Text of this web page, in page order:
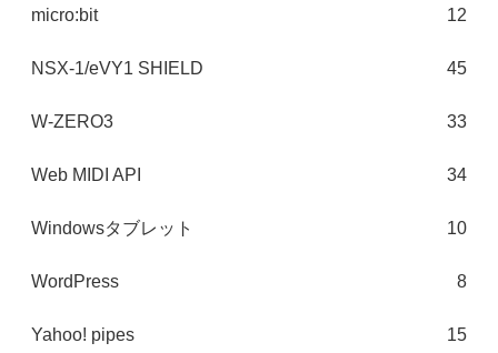
micro:bit 12
NSX-1/eVY1 SHIELD 45
W-ZERO3 33
Web MIDI API 34
Windowsタブレット 10
WordPress 8
Yahoo! pipes 15